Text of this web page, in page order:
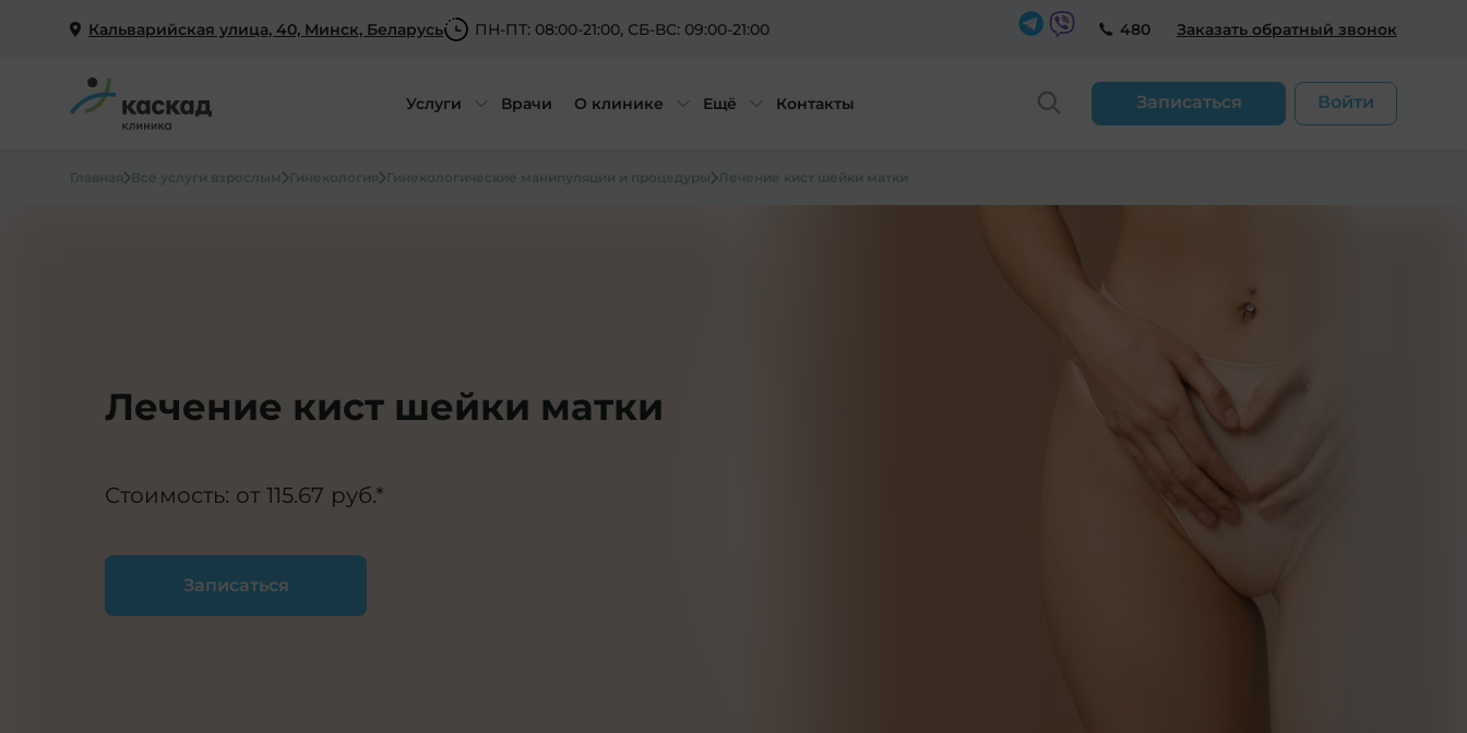
Кальварийская улица, 40, Минск, Беларусь ПН-ПТ: 08:00-21:00, СБ-ВС: 09:00-21:00 480 Заказать обратный звонок
Услуги Врачи О клинике Ещё Контакты Записаться Войти
Лечение кист шейки матки
Стоимость: от 115.67 руб.*
Записаться